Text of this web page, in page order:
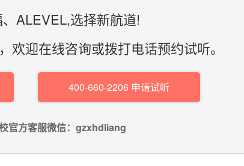
ALEVEL,选择新航道!
欢迎在线咨询或拨打电话预约试听。
400-660-2206 申请试听
官方客服微信：gzxhdliang